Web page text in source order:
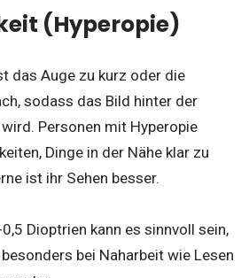
(Hyperopie)
das Auge zu kurz oder die
sodass das Bild hinter der
Personen mit Hyperopie
Dinge in der Nähe klar zu
ist ihr Sehen besser.
Dioptrien kann es sinnvoll sein,
bei Naharbeit wie Lesen